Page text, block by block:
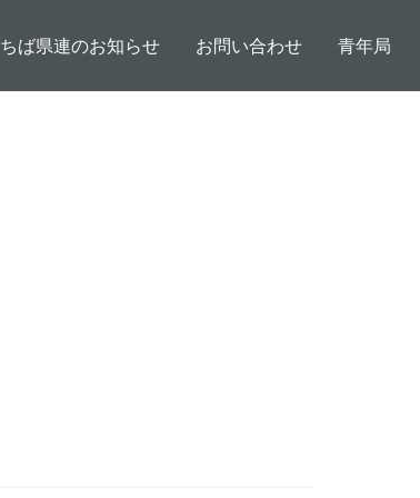
ちば県連のお知らせ お問い合わせ 青年局